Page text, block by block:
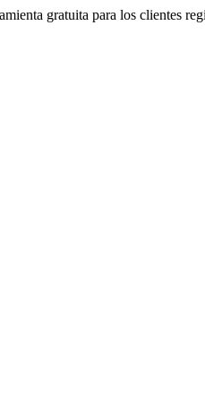
gratuita para los clientes